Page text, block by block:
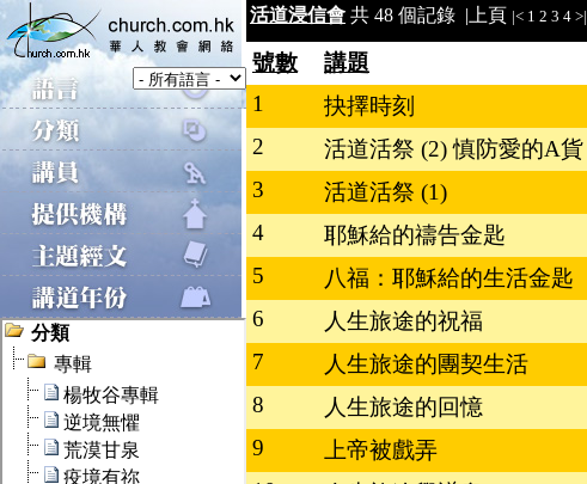
活道浸信會 共 48 個記錄 | 上頁 |< 1 2 3 4 >|
號數 講題
1
抉擇時刻
2
活道活祭 (2) 慎防愛的A貨
3
活道活祭 (1)
4
耶穌給的禱告金匙
5
八福：耶穌給的生活金匙
6
人生旅途的祝福
7
人生旅途的團契生活
8
人生旅途的回憶
9
上帝被戲弄